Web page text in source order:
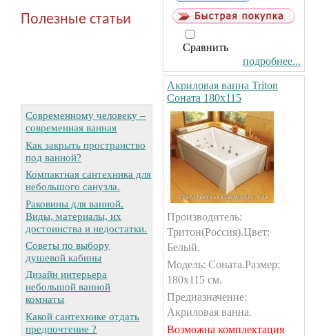
Полезные статьи
Современному человеку –
современная ванная
Как закрыть пространство
под ванной?
Компактная сантехника для
небольшого санузла.
Раковины для ванной.
Виды, материалы, их
достоинства и недостатки.
Советы по выбору
душевой кабины
Дизайн интерьера
небольшой ванной
комнаты
Какой сантехнике отдать
предпочтение ?
Сравнить
подробнее...
Акриловая ванна Triton
Соната 180х115
Производитель:
Тритон(Россия).Цвет:
Белый.
Модель: Соната.Размер:
180х115 см.
Предназначение:
Акриловая ванна.
Возможна комплектация